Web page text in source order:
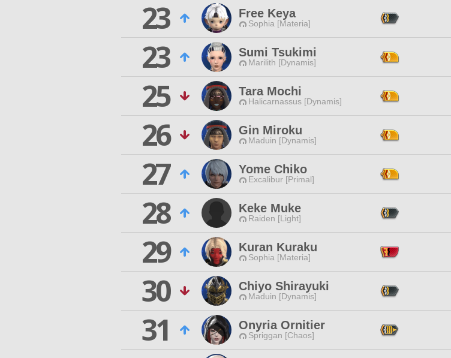
23
Free Keya
Sophia [Materia]
23
Sumi Tsukimi
Marilith [Dynamis]
25
Tara Mochi
Halicarnassus [Dynamis]
26
Gin Miroku
Maduin [Dynamis]
27
Yome Chiko
Excalibur [Primal]
28
Keke Muke
Raiden [Light]
29
Kuran Kuraku
Sophia [Materia]
30
Chiyo Shirayuki
Maduin [Dynamis]
31
Onyria Ornitier
Spriggan [Chaos]